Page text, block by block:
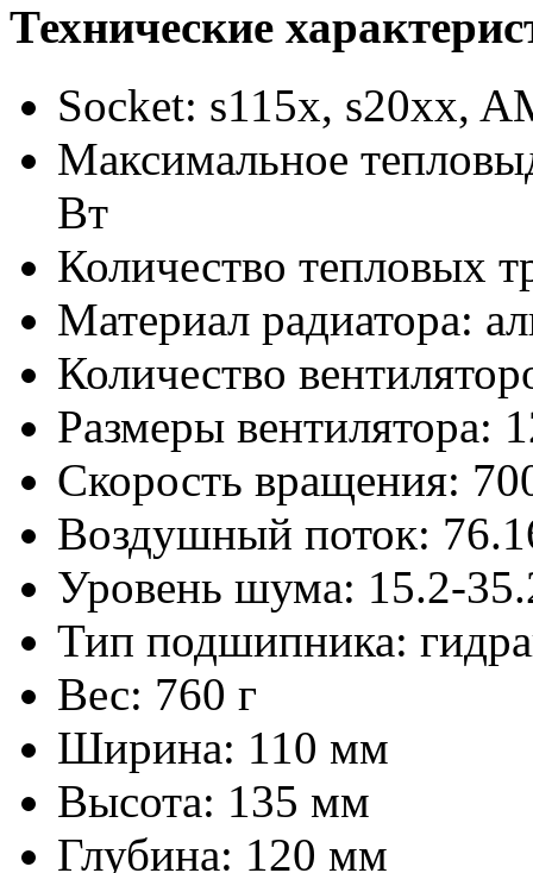
Технические
Socket: s115x, s20xx,
Максимальное
Вт
Количество тепловых
Материал радиатора:
Количество
Размеры вентилятора:
Скорость вращения:
Воздушный поток:
Уровень шума: 15.2-
Тип подшипника:
Вес: 760 г
Ширина: 110 мм
Высота: 135 мм
Глубина: 120 мм